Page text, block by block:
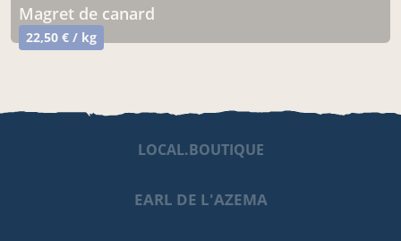
magret de canard
22,50 € / kg
LOCAL.BOUTIQUE
EARL DE L'AZEMA